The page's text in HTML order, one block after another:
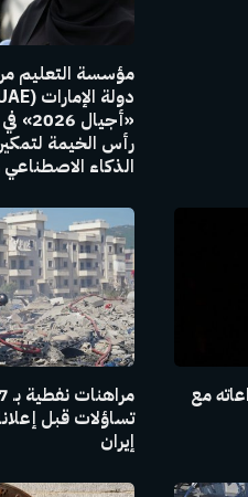
مؤسسة التعليم
رأس الخيمة
الذكاء
مع
تساؤلات قبل
إيران